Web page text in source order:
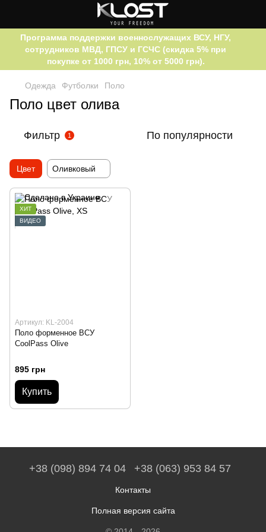
Программа поддержки военнослужащих ВСУ, НГУ,
сотрудников МВД, ГПСУ и ГСЧС (скидка 5% при
покупке от 1000 грн, 10% от 5000 грн).
Одежда Футболки Поло
Поло цвет олива
Фильтр 1 По популярности
Цвет Оливковый
ХИТ
ВИДЕО
Артикул: KL-2004
Поло форменное ВСУ
CoolPass Olive
895 грн
Купить
+38 (098) 894 74 04 +38 (063) 953 84 57
Контакты
Полная версия сайта